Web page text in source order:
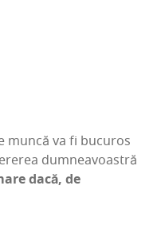
mun­că va fi bucu­ros
dum­ne­a­voas­tră
dacă, de